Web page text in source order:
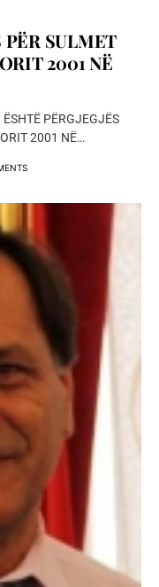
PËR SULMET
2001 NË
PËRGJEGJËS
2001 NË…